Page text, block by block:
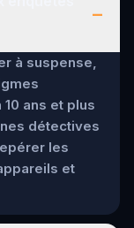
–
à suspense,
ans et plus
détectives
les
et